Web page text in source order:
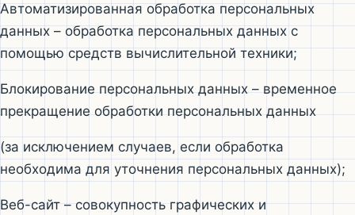
Автоматизированная обработка персональных
данных – обработка персональных данных с
помощью средств вычислительной техники;
Блокирование персональных данных – временное
прекращение обработки персональных данных
(за исключением случаев, если обработка
необходима для уточнения персональных данных);
Веб-сайт – совокупность графических и